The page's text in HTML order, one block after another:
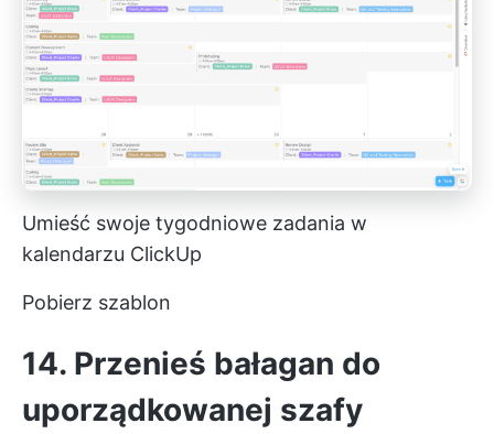
Umieść swoje tygodniowe zadania w
kalendarzu ClickUp
Pobierz szablon
14. Przenieś bałagan do
uporządkowanej szafy